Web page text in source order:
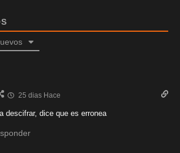
25 dias Hace
descifrar, dice que es erronea